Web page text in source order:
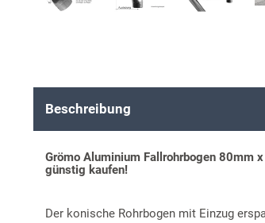
Beschreibung
Grömo Aluminium Fallrohrbogen 80mm
günstig kaufen!
Der konische Rohrbogen mit Einzug